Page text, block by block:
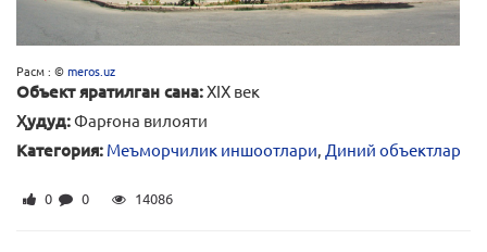
Расм : ©meros.uz
Объект яратилган сана:XIX век
Ҳудуд:Фарғона вилояти
Категория: Меъморчилик иншоотлари, Диний объектлар
0 0 14086